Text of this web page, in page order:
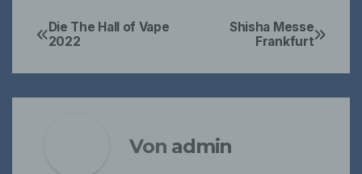
BeitragsnavigationShisha Messe
Frankfurt
Die The Hall of Vape
2022
Von admin
abspeichert. Cookies sind Textdateien, welche
über einen Internetbrowser auf einem
werden. Sie können die Verwendung von Cookies,
entsprechende Einstellung in Ihrem Browser
Zahlreiche Internetseiten und Server verwenden
Cookies. Viele Cookies enthalten eine sogenannte